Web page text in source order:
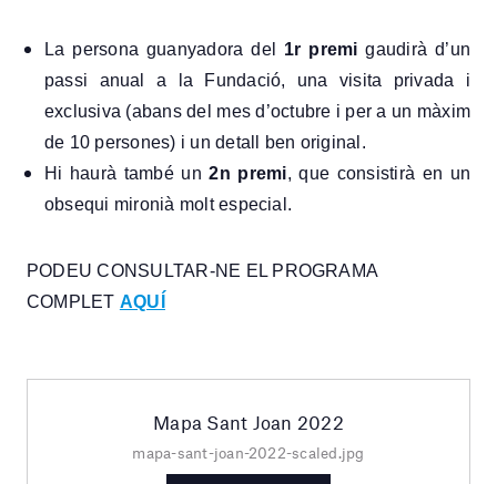
La persona guanyadora del 1r premi gaudirà d’un
passi anual a la Fundació, una visita privada i
exclusiva (abans del mes d’octubre i per a un màxim
de 10 persones) i un detall ben original.
Hi haurà també un2n premi, que consistirà en un
obsequi mironià molt especial.
PODEU CONSULTAR-NE EL PROGRAMA
COMPLET AQUÍ
Mapa Sant Joan 2022
mapa-sant-joan-2022-scaled.jpg